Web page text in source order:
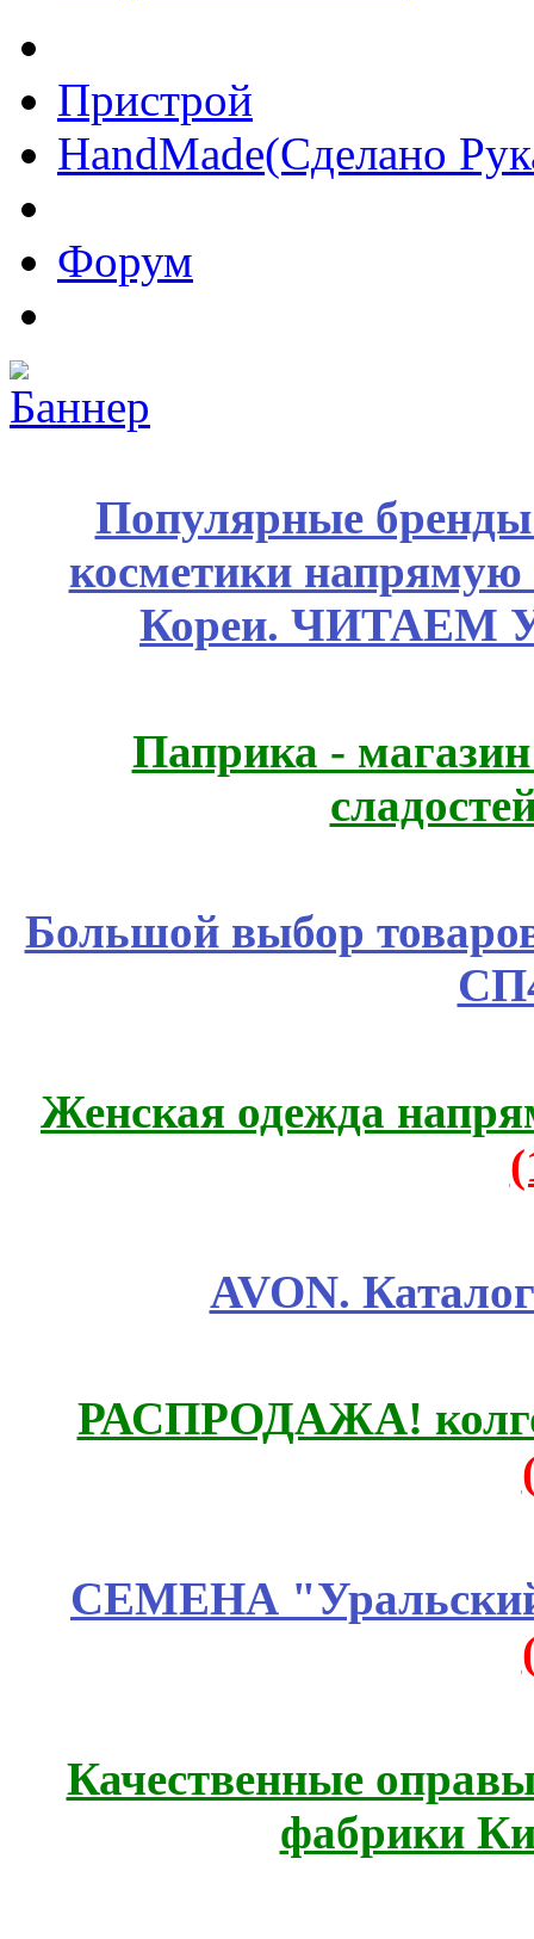
Пристрой
HandMade(Сделано
Форум
Популярные
косметики
Кореи. ЧИТАЕМ
Паприка -
Большой выбор
Женская одежда
AVON.
РАСПРОДАЖА!
СЕМЕНА
Качественные
фабрики